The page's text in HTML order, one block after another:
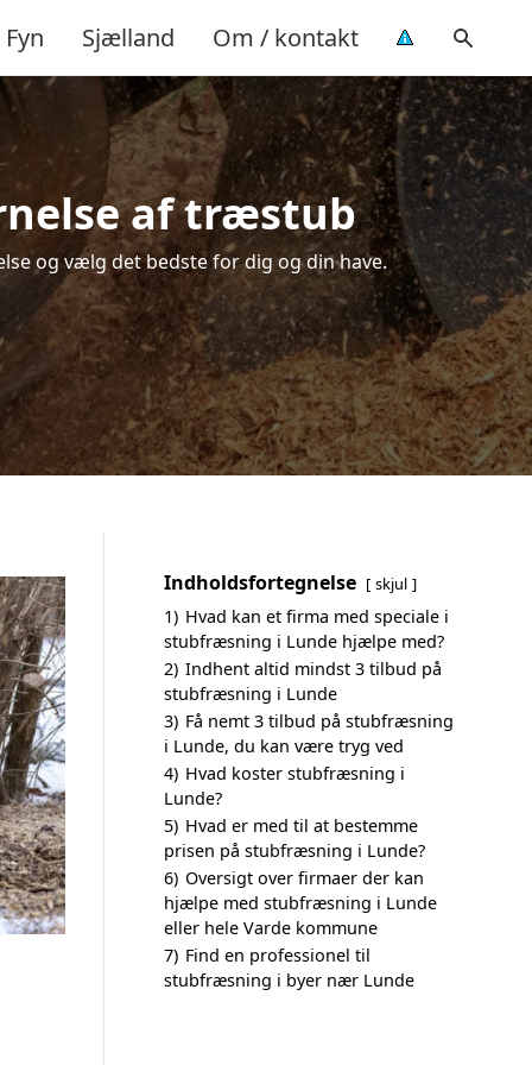
Fyn Sjælland Om / kontakt
af træstub
og vælg det bedste for dig og din have.
Indholdsfortegnelse skjul
1) Hvad kan et firma med speciale i
stubfræsning i Lunde hjælpe med?
2) Indhent altid mindst 3 tilbud på
stubfræsning i Lunde
3) Få nemt 3 tilbud på stubfræsning
i Lunde, du kan være tryg ved
4) Hvad koster stubfræsning i
Lunde?
5) Hvad er med til at bestemme
prisen på stubfræsning i Lunde?
6) Oversigt over firmaer der kan
hjælpe med stubfræsning i Lunde
eller hele Varde kommune
7) Find en professionel til
stubfræsning i byer nær Lunde